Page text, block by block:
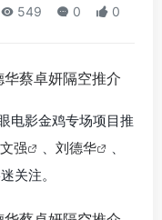
549 0 0
电影金鸡专场项目推
强 刘德华
关注。